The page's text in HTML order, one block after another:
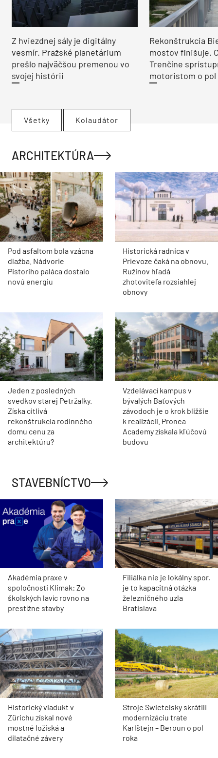
Z hviezdnej sály je digitálny
vesmír. Pražské planetárium
prešlo najväčšou premenou vo
svojej histórii
Rekonštrukcia
mostov finišuje.
Trenčíne
motoristom o pol
Všetky Kolaudátor
ARCHITEKTÚRA
Pod asfaltom bola vzácna
dlažba. Nádvorie
Pistoriho paláca dostalo
novú energiu
Historická radnica v
Prievoze čaká na obnovu.
Ružinov hľadá
zhotoviteľa rozsiahlej
obnovy
Jeden z posledných
svedkov starej Petržalky.
Získa citlivá
rekonštrukcia rodinného
domu cenu za
architektúru?
Vzdelávací kampus v
bývalých Baťových
závodoch je o krok bližšie
k realizácii. Pronea
Academy získala kľúčovú
budovu
STAVEBNÍCTVO
Akadémia praxe v
spoločnosti Klimak: Zo
školských lavíc rovno na
prestížne stavby
Filiálka nie je lokálny spor,
je to kapacitná otázka
železničného uzla
Bratislava
Historický viadukt v
Zürichu získal nové
mostné ložiská a
dilatačné závery
Stroje Swietelsky skrátili
modernizáciu trate
Karlštejn – Beroun o pol
roka